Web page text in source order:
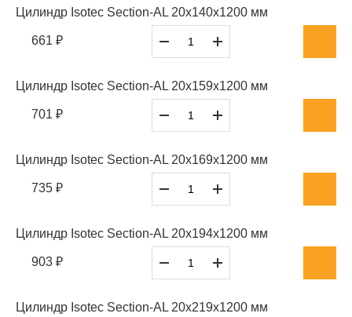
Цилиндр Isotec Section-AL 20x140x1200 мм
661 ₽
Цилиндр Isotec Section-AL 20x159x1200 мм
701 ₽
Цилиндр Isotec Section-AL 20x169x1200 мм
735 ₽
Цилиндр Isotec Section-AL 20x194x1200 мм
903 ₽
Цилиндр Isotec Section-AL 20x219x1200 мм